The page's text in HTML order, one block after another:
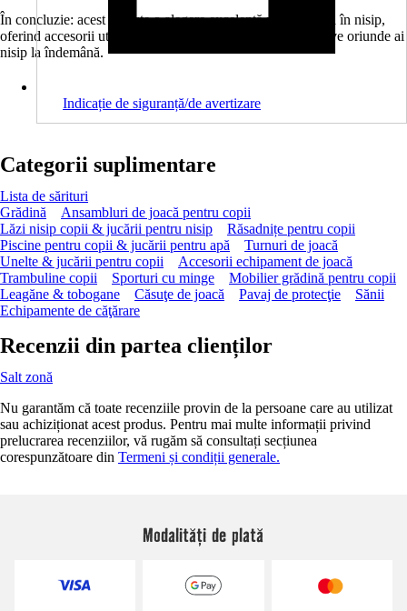
În concluzie: acest set este o alegere excelentă pentru joaca în nisip,
oferind accesorii utile, manevrare simplă și activități creative oriunde ai
nisip la îndemână.
Indicație de siguranță/de avertizare
Categorii suplimentare
Lista de sărituri
Grădină
Ansambluri de joacă pentru copii
Lăzi nisip copii & jucării pentru nisip
Răsadnițe pentru copii
Piscine pentru copii & jucării pentru apă
Turnuri de joacă
Unelte & jucării pentru copii
Accesorii echipament de joacă
Trambuline copii
Sporturi cu minge
Mobilier grădină pentru copii
Leagăne & tobogane
Căsuţe de joacă Pavaj de protecţie
Sănii
Echipamente de căţărare
Recenzii din partea clienților
Salt zonă
Nu garantăm că toate recenziile provin de la persoane care au utilizat
sau achiziționat acest produs. Pentru mai multe informații privind
prelucrarea recenziilor, vă rugăm să consultați secțiunea
corespunzătoare din Termeni și condiții generale.
Modalități de plată